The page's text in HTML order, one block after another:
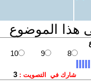
هذا الموضوع